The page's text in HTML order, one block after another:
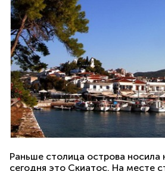
Раньше столица острова носила
сегодня это Скиатос. На месте